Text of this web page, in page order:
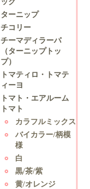
ターニップ
チコリー
チーマディラーパ
（ターニップトッ
プ）
トマティロ・トマテ
ィーヨ
トマト・エアルーム
トマト
カラフルミックス
バイカラー/柄模
様
白
黒/茶/紫
黄/オレンジ